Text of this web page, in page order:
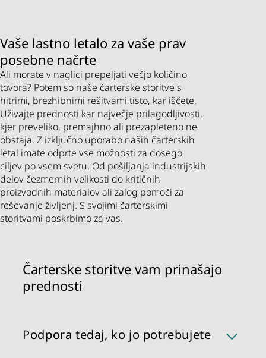
Vaše lastno letalo za vaše prav
posebne načrte
Ali morate v naglici prepeljati večjo količino
tovora? Potem so naše čarterske storitve s
hitrimi, brezhibnimi rešitvami tisto, kar iščete.
Uživajte prednosti kar največje prilagodljivosti,
kjer preveliko, premajhno ali prezapleteno ne
obstaja. Z izključno uporabo naših čarterskih
letal imate odprte vse možnosti za dosego
ciljev po vsem svetu. Od pošiljanja industrijskih
delov čezmernih velikosti do kritičnih
proizvodnih materialov ali zalog pomoči za
reševanje življenj. S svojimi čarterskimi
storitvami poskrbimo za vas.
Čarterske storitve vam prinašajo
prednosti
Podpora tedaj, ko jo potrebujete